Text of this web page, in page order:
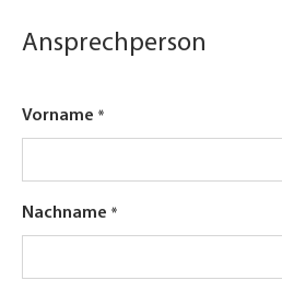
Ansprechperson
Vorname
Nachname